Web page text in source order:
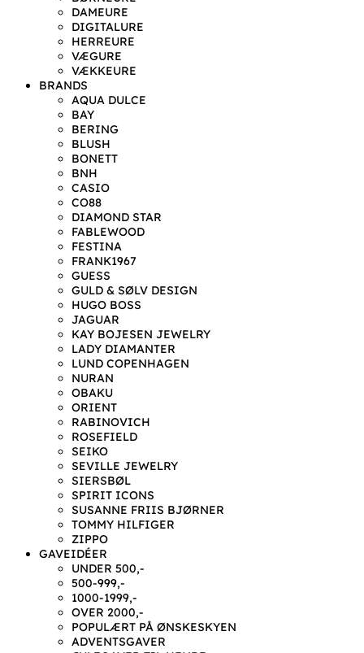
DAMEURE
DIGITALURE
HERREURE
VÆGURE
VÆKKEURE
BRANDS
AQUA DULCE
BAY
BERING
BLUSH
BONETT
BNH
CASIO
CO88
DIAMOND STAR
FABLEWOOD
FESTINA
FRANK1967
GUESS
GULD & SØLV DESIGN
HUGO BOSS
JAGUAR
KAY BOJESEN JEWELRY
LADY DIAMANTER
LUND COPENHAGEN
NURAN
OBAKU
ORIENT
RABINOVICH
ROSEFIELD
SEIKO
SEVILLE JEWELRY
SIERSBØL
SPIRIT ICONS
SUSANNE FRIIS BJØRNER
TOMMY HILFIGER
ZIPPO
GAVEIDÉER
UNDER 500,-
500-999,-
1000-1999,-
OVER 2000,-
POPULÆRT PÅ ØNSKESKYEN
ADVENTSGAVER